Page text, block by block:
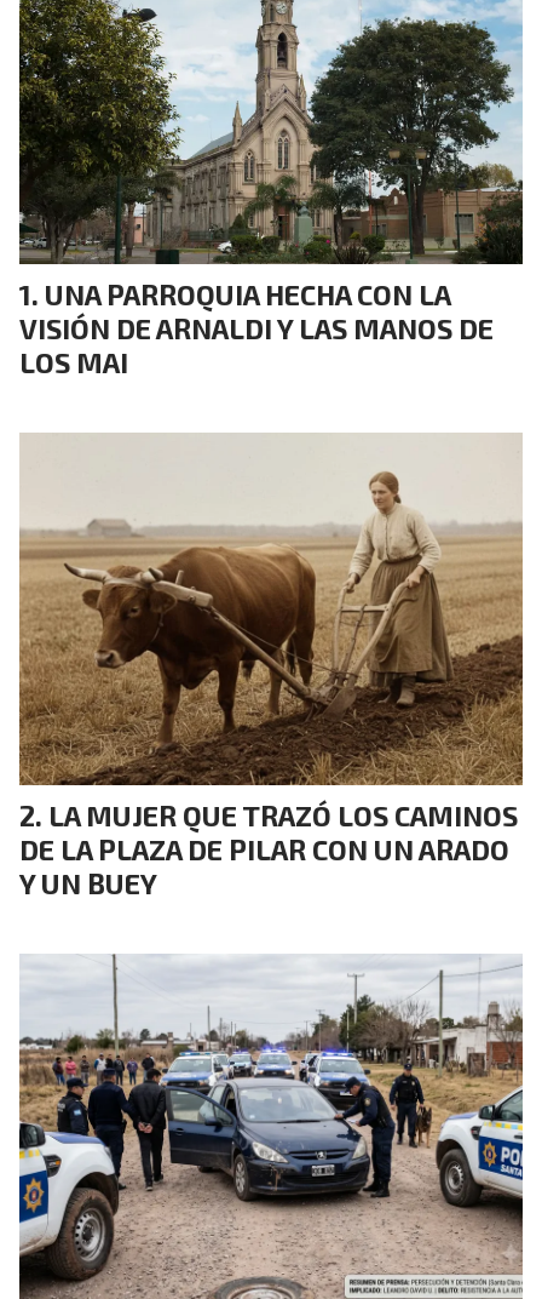
UNA PARROQUIA HECHA CON LA
VISIÓN DE ARNALDI Y LAS MANOS DE
LOS MAI
LA MUJER QUE TRAZÓ LOS CAMINOS
DE LA PLAZA DE PILAR CON UN ARADO
Y UN BUEY